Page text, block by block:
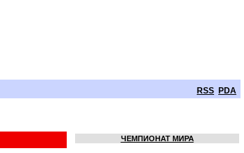
RSS PDA
ЧЕМПИОНАТ МИРА